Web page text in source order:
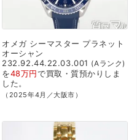
オメガ シーマスター プラネット
オーシャン
232.92.44.22.03.001
Aランク
を48万円で買取・質預かり しま
した。
（2025年4月／大阪市）